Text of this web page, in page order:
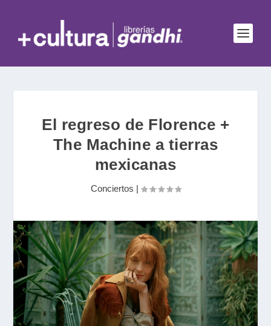
El regreso de Florence +
The Machine a tierras
mexicanas
Conciertos |